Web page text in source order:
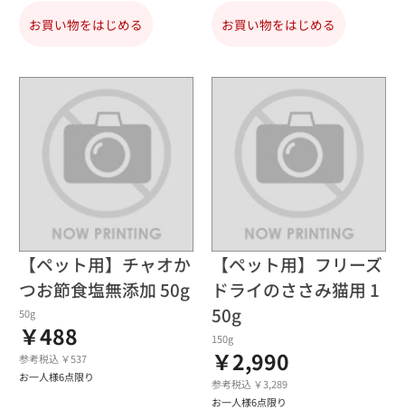
お買い物をはじめる お買い物をはじめる
【ペット用】チャオか
つお節食塩無添加 50g
50g
￥488
参考税込 ￥537
お一人様6点限り
【ペット用】フリーズ
ドライのささみ猫用 1
50g
150g
￥2,990
参考税込 ￥3,289
お一人様6点限り